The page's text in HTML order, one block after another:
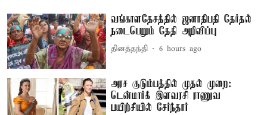
வங்காளதேசத்தில் ஜனாதிபதி தேர்தல்
நடைபெறும் தேதி அறிவிப்பு
தினத்தந்தி 6 hours ago
அரச குடும்பத்தில் முதல் முறை:
டென்மார்க் இளவரசி ராணுவ
பயிற்சியில் சேர்ந்தார்